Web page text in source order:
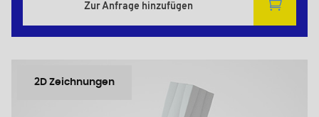
Zur Anfrage hinzufügen
2D Zeichnungen